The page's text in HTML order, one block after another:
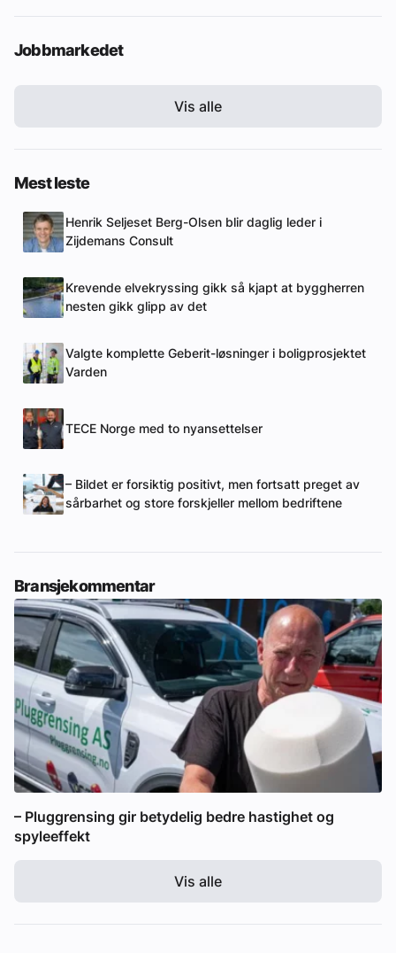
Jobbmarkedet
Vis alle
Mest leste
Henrik Seljeset Berg-Olsen blir daglig leder i
Zijdemans Consult
Krevende elvekryssing gikk så kjapt at byggherren
nesten gikk glipp av det
Valgte komplette Geberit-løsninger i boligprosjektet
Varden
TECE Norge med to nyansettelser
– Bildet er forsiktig positivt, men fortsatt preget av
sårbarhet og store forskjeller mellom bedriftene
Bransjekommentar
– Pluggrensing gir betydelig bedre hastighet og
spyleeffekt
Vis alle